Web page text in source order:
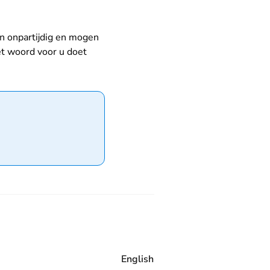
onpartijdig en mogen
woord voor u doet
English